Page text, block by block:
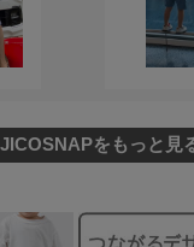
をもっと見